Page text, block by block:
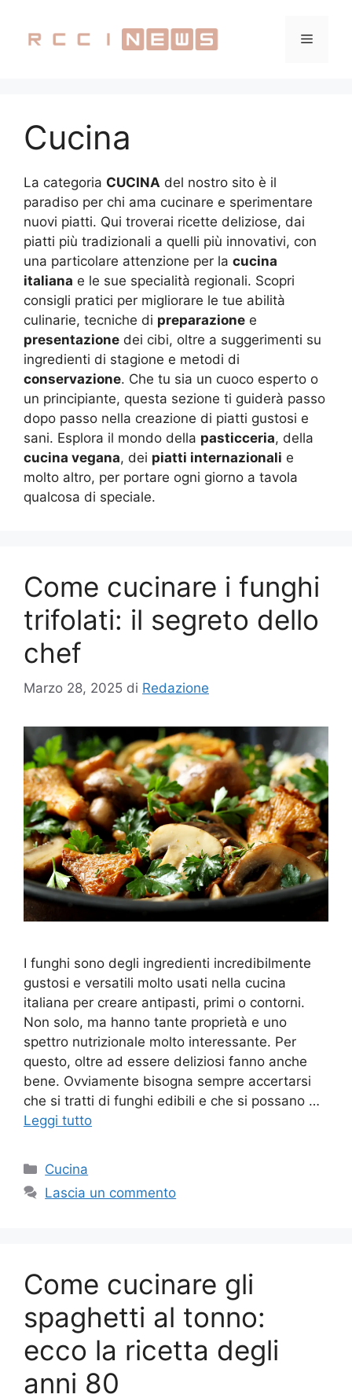
contenuto
Menu
Cucina
La categoria CUCINA del nostro sito è il
paradiso per chi ama cucinare e sperimentare
nuovi piatti. Qui troverai ricette deliziose, dai
piatti più tradizionali a quelli più innovativi, con
una particolare attenzione per la cucina
italiana e le sue specialità regionali. Scopri
consigli pratici per migliorare le tue abilità
culinarie, tecniche di preparazione e
presentazione dei cibi, oltre a suggerimenti su
ingredienti di stagione e metodi di
conservazione. Che tu sia un cuoco esperto o
un principiante, questa sezione ti guiderà passo
dopo passo nella creazione di piatti gustosi e
sani. Esplora il mondo della pasticceria, della
cucina vegana, dei piatti internazionali e
molto altro, per portare ogni giorno a tavola
qualcosa di speciale.
Come cucinare i funghi
trifolati: il segreto dello
chef
Marzo 28, 2025 di Redazione
I funghi sono degli ingredienti incredibilmente
gustosi e versatili molto usati nella cucina
italiana per creare antipasti, primi o contorni.
Non solo, ma hanno tante proprietà e uno
spettro nutrizionale molto interessante. Per
questo, oltre ad essere deliziosi fanno anche
bene. Ovviamente bisogna sempre accertarsi
che si tratti di funghi edibili e che si possano …
Leggi tutto
Categorie
Cucina
Lascia un commento
Come cucinare gli
spaghetti al tonno:
ecco la ricetta degli
anni 80